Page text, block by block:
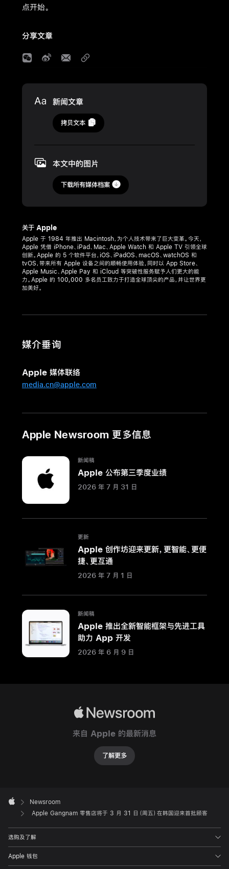
点开始。
分享文章
新闻文章
2023
年
3
月
日
稿
Apple
Gangnam
零
将
3
月
日
（周
在
国
首
顾
客
与
K-
NewJeans
联
手
南
拷贝文本
本文中的图片
下载所有媒体档案
关于 Apple
Apple 于 1984 年推出 Macintosh，为个人技术带来了巨大变革。今天，
Apple 凭借 iPhone、iPad、Mac、Apple Watch 和 Apple TV 引领全球
创新。Apple 的 5 个软件平台，iOS、iPadOS、macOS、watchOS 和
tvOS，带来所有 Apple 设备之间的顺畅使用体验，同时以 App Store、
Apple Music、Apple Pay 和 iCloud 等突破性服务赋予人们更大的能
力。Apple 的 100,000 多名员工致力于打造全球顶尖的产品，并让世界更
加美好。
媒介垂询
Apple 媒体联络
media.cn@apple.com
Apple Newsroom 更多信息
新闻稿
Apple 公布第三季度业绩
2026 年 7 月 31 日
更新
Apple 创作坊迎来更新，更智能、更便
捷、更互通
2026 年 7 月 1 日
新闻稿
Apple 推出全新智能框架与先进工具
助力 App 开发
2026 年 6 月 9 日
来自 Apple 的最新消息
了解更多
Footer

Apple
Newsroom
Apple Gangnam 零售店将于 3 月 31 日（周五）在韩国迎来首批顾客
选购及了解
Apple 钱包